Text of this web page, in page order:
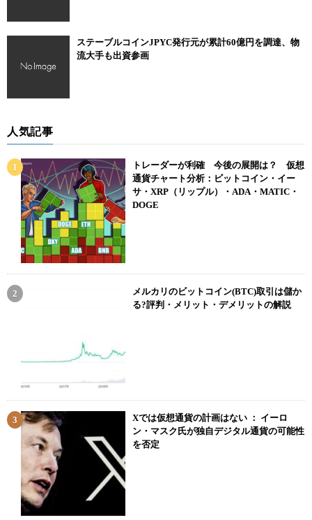
ステーブルコインJPYC発行元が累計60億円を調達、物
流大手も出資参画
人気記事
トレーダーが利確 今後の展開は？ 仮想
通貨チャート分析：ビットコイン・イー
サ・XRP（リップル）・ADA・MATIC・
DOGE
メルカリのビットコイン(BTC)取引は儲か
る?評判・メリット・デメリットの解説
Xでは仮想通貨の計画はない ： イーロ
ン・マスク氏が独自デジタル通貨の可能性
を否定